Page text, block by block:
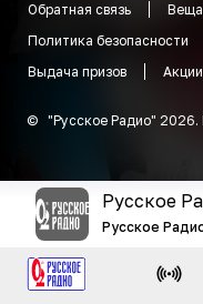
Обратная связь
Политика безопасности
Выдача призов
Акции
© "Русское Радио" 2026.
Русское
Русское